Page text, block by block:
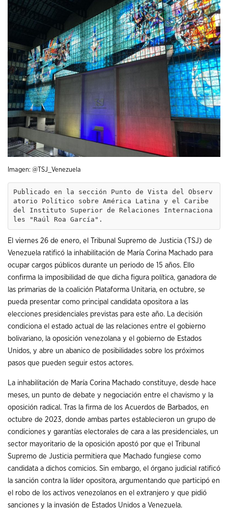
Imagen: @TSJ_Venezuela
Publicado en la sección Punto de Vista del Observ
atorio Político sobre América Latina y el Caribe
del Instituto Superior de Relaciones Internaciona
les "Raúl Roa García".
El viernes 26 de enero, el Tribunal Supremo de Justicia (TSJ) de
Venezuela ratificó la inhabilitación de María Corina Machado para
ocupar cargos públicos durante un periodo de 15 años. Ello
confirma la imposibilidad de que dicha figura política, ganadora de
las primarias de la coalición Plataforma Unitaria, en octubre, se
pueda presentar como principal candidata opositora a las
elecciones presidenciales previstas para este año. La decisión
condiciona el estado actual de las relaciones entre el gobierno
bolivariano, la oposición venezolana y el gobierno de Estados
Unidos, y abre un abanico de posibilidades sobre los próximos
pasos que pueden seguir estos actores.
La inhabilitación de María Corina Machado constituye, desde hace
meses, un punto de debate y negociación entre el chavismo y la
oposición radical. Tras la firma de los Acuerdos de Barbados, en
octubre de 2023, donde ambas partes establecieron un grupo de
condiciones y garantías electorales de cara a las presidenciales, un
sector mayoritario de la oposición apostó por que el Tribunal
Supremo de Justicia permitiera que Machado fungiese como
candidata a dichos comicios. Sin embargo, el órgano judicial ratificó
la sanción contra la líder opositora, argumentando que participó en
el robo de los activos venezolanos en el extranjero y que pidió
sanciones y la invasión de Estados Unidos a Venezuela.